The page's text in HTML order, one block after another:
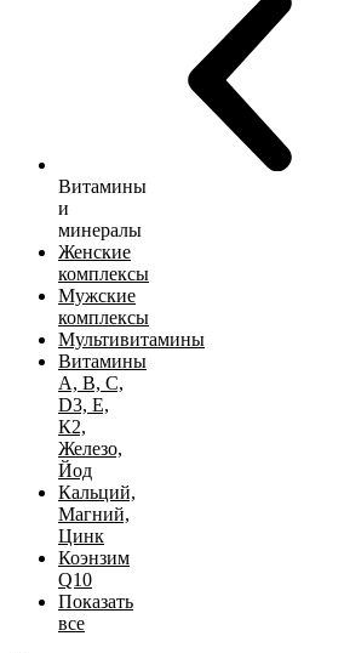
Витамины
и
минералы
Женские
комплексы
Мужские
комплексы
Мультивитамины
Витамины
А, B, C,
D3, Е,
К2,
Железо,
Йод
Кальций,
Магний,
Цинк
Коэнзим
Q10
Показать
все